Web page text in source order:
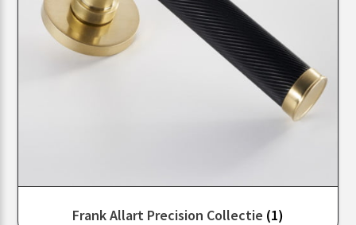
Frank Allart Precision Collectie (1)